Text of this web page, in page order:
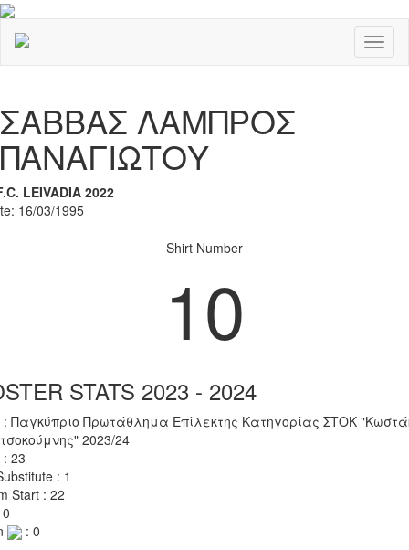
ΣΑΒΒΑΣ ΛΑΜΠΡΟΣ
ΠΑΝΑΓΙΩΤΟΥ
LEIVADIA 2022
16/03/1995
Shirt Number
10
STATS 2023 - 2024
: Παγκύπριο Πρωτάθλημα Επίλεκτης Κατηγορίας ΣΤΟΚ
2023/24
: 23
: 1
Start : 22
: 0